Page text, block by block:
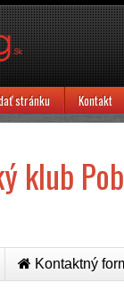
stránku Kontakt
klub
Kontaktný